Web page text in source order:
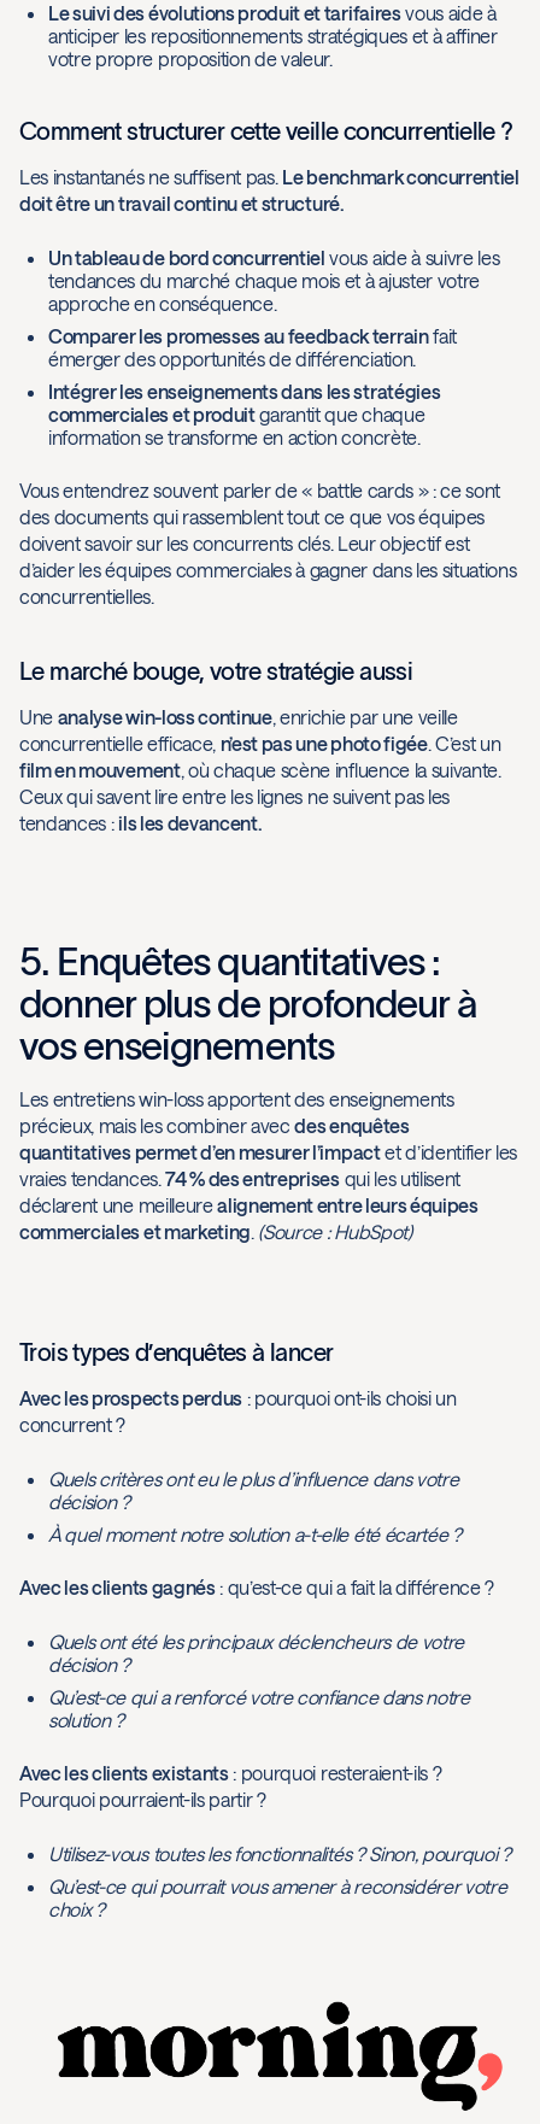
Le suivi des évolutions produit et tarifairesvous aide à
anticiper les repositionnements stratégiques et à affiner
votre propre proposition de valeur.
Comment structurer cette veille concurrentielle ?
Les instantanés ne suffisent pas. Le benchmark concurrentiel
doit être un travail continu et structuré.
Un tableau de bord concurrentiel vous aide à suivre les
tendances du marché chaque mois et à ajuster votre
approche en conséquence.
Comparer les promesses au feedback terrainfait
émerger des opportunités de différenciation.
Intégrer les enseignements dans les stratégies
commerciales et produitgarantit que chaque
information se transforme en action concrète.
Vous entendrez souvent parler de « battle cards » : ce sont
des documents qui rassemblent tout ce que vos équipes
doivent savoir sur les concurrents clés. Leur objectif est
d’aider les équipes commerciales à gagner dans les situations
concurrentielles.
Le marché bouge, votre stratégie aussi
Une analyse win-loss continue, enrichie par une veille
concurrentielle efficace, n’est pas une photo figée. C’est un
film en mouvement, où chaque scène influence la suivante.
Ceux qui savent lire entre les lignes ne suivent pas les
tendances :ils les devancent.
5. Enquêtes quantitatives :
donner plus de profondeur à
vos enseignements
Les entretiens win-loss apportent des enseignements
précieux, mais les combiner avecdes enquêtes
quantitatives permet d’en mesurer l’impactet d’identifier les
vraies tendances.74 % des entreprisesqui les utilisent
déclarent une meilleurealignement entre leurs équipes
commerciales et marketing. (Source : HubSpot)
Trois types d’enquêtes à lancer
Avec les prospects perdus : pourquoi ont-ils choisi un
concurrent ?
Quels critères ont eu le plus d’influence dans votre
décision ?
À quel moment notre solution a-t-elle été écartée ?
Avec les clients gagnés: qu’est-ce qui a fait la différence ?
Quels ont été les principaux déclencheurs de votre
décision ?
Qu’est-ce qui a renforcé votre confiance dans notre
solution ?
Avec les clients existants: pourquoi resteraient-ils ?
Pourquoi pourraient-ils partir ?
Utilisez-vous toutes les fonctionnalités ? Sinon, pourquoi ?
Qu’est-ce qui pourrait vous amener à reconsidérer votre
choix ?